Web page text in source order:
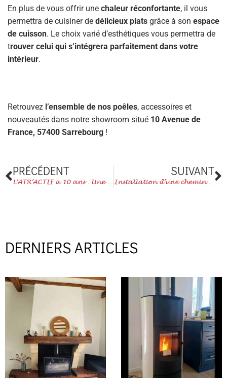
En plus de vous offrir une chaleur réconfortante, il vous
permettra de cuisiner de délicieux plats grâce à son espace
de cuisson. Le choix varié d’esthétiques vous permettra de
trouver celui qui s’intégrera parfaitement dans votre
intérieur.
Retrouvez l’ensemble de nos poêles, accessoires et
nouveautés dans notre showroom situé 10 Avenue de
France, 57400 Sarrebourg !
Précédent
PRÉCÉDENT
L’ATR’ACTIF a 10 ans : Une décennie de chaleur et de qualité à Sarrebourg
SUIVANT
Installation d’une cheminée JC Bordelet en Alsace
DERNIERS ARTICLES